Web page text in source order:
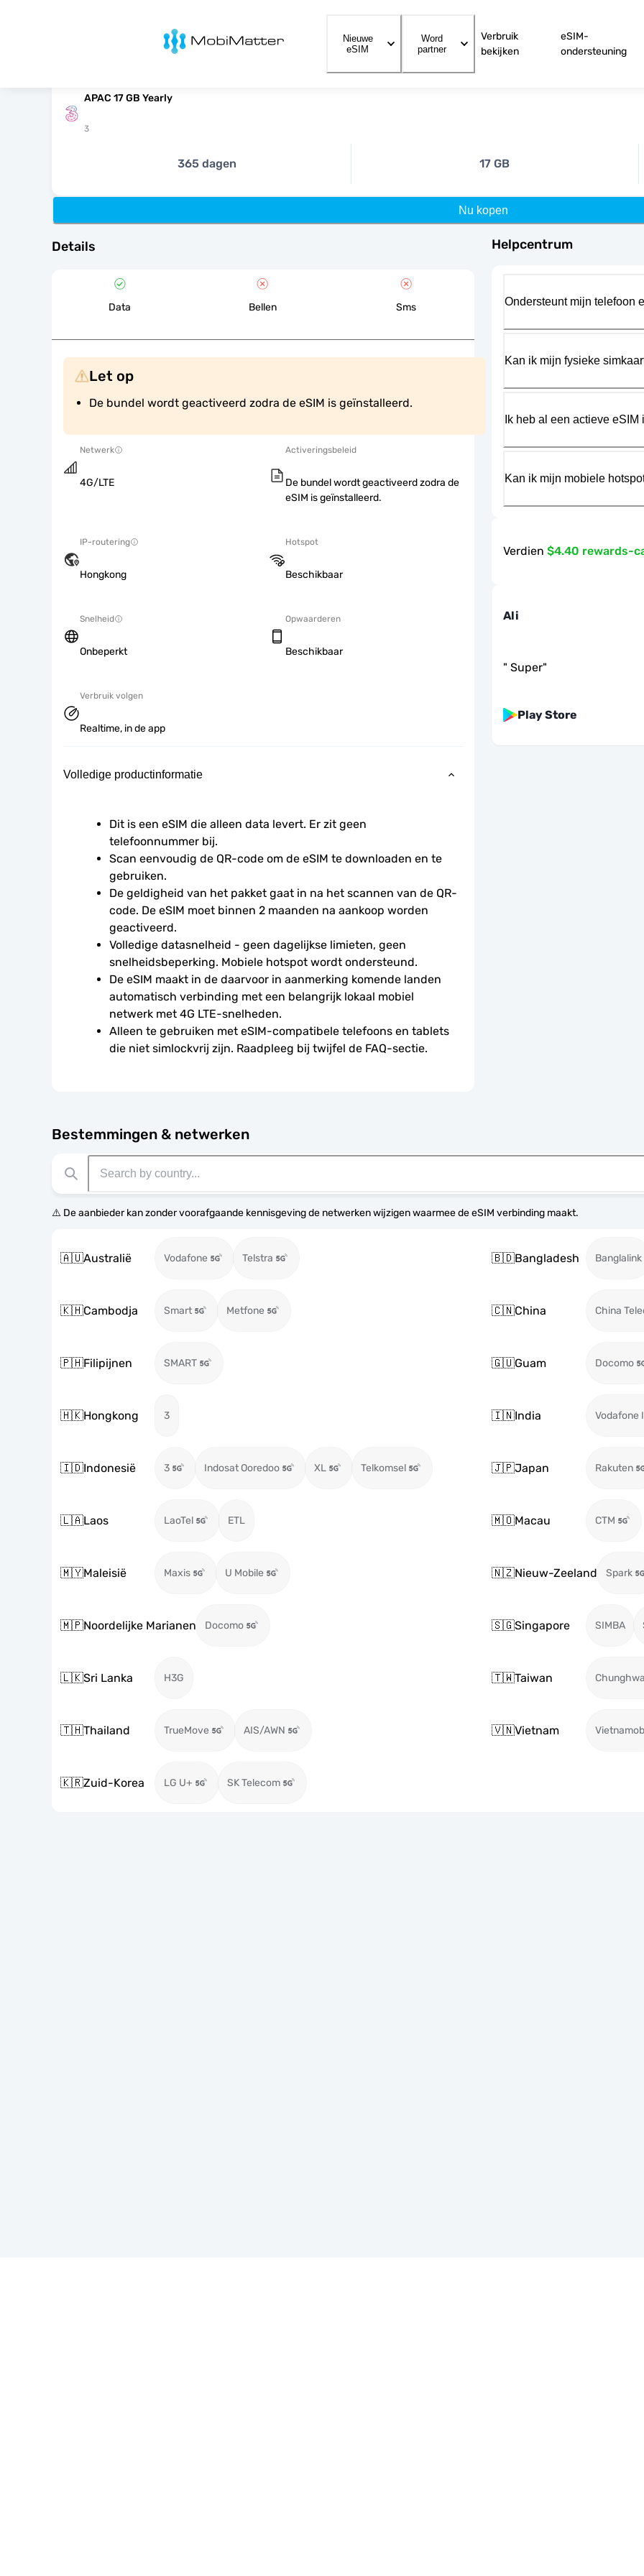
MobiMatter
Nieuwe
eSIM
Word
partner
Verbruik
bekijken
eSIM-
ondersteuning
APAC 17 GB Yearly
3
365 dagen 17 GB
Nu kopen
Details
Data Bellen Sms
Let op
De bundel wordt geactiveerd zodra de eSIM is geïnstalleerd.
Netwerk
4G/LTE
Activeringsbeleid
De bundel wordt geactiveerd zodra de
eSIM is geïnstalleerd.
IP-routering
Hongkong
Hotspot
Beschikbaar
Snelheid
Onbeperkt
Opwaarderen
Beschikbaar
Verbruik volgen
Realtime, in de app
Volledige productinformatie
Dit is een eSIM die alleen data levert. Er zit geen
telefoonnummer bij.
Scan eenvoudig de QR-code om de eSIM te downloaden en te
gebruiken.
De geldigheid van het pakket gaat in na het scannen van de QR-
code. De eSIM moet binnen 2 maanden na aankoop worden
geactiveerd.
Volledige datasnelheid - geen dagelijkse limieten, geen
snelheidsbeperking. Mobiele hotspot wordt ondersteund.
De eSIM maakt in de daarvoor in aanmerking komende landen
automatisch verbinding met een belangrijk lokaal mobiel
netwerk met 4G LTE-snelheden.
Alleen te gebruiken met eSIM-compatibele telefoons en tablets
die niet simlockvrij zijn. Raadpleeg bij twijfel de FAQ-sectie.
Bestemmingen & netwerken
⚠️ De aanbieder kan zonder voorafgaande kennisgeving de netwerken wijzigen waarmee de eSIM verbinding maakt.
🇦🇺Australië Vodafone Telstra 🇧🇩Bangladesh Banglalink
🇰🇭Cambodja Smart Metfone 🇨🇳China China
🇵🇭Filipijnen SMART 🇬🇺Guam Docomo
🇭🇰Hongkong 3 🇮🇳India Vodafone
🇮🇩Indonesië 3 Indosat Ooredoo XL Telkomsel 🇯🇵Japan Rakuten
🇱🇦Laos LaoTel ETL 🇲🇴Macau CTM
🇲🇾Maleisië Maxis U Mobile 🇳🇿Nieuw-Zeeland Spark
🇲🇵Noordelijke Marianen Docomo 🇸🇬Singapore SIMBA
🇱🇰Sri Lanka H3G 🇹🇼Taiwan Chunghwa
🇹🇭Thailand TrueMove AIS/AWN 🇻🇳Vietnam
🇰🇷Zuid-Korea LG U+ SK Telecom
Helpcentrum
Ondersteunt mijn telefoon
Kan ik mijn fysieke
Ik heb al een actieve
Kan ik mijn mobiele
Verdien $4.40 rewards-
Ali
" Super"
Play Store